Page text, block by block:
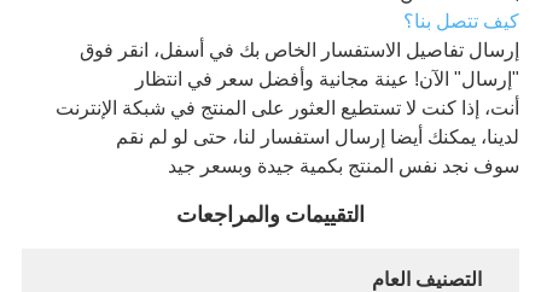
كيف تتصل بنا؟
إرسال تفاصيل الاستفسار الخاص بك في أسفل، انقر فوق
"إرسال" الآن! عينة مجانية وأفضل سعر في انتظار
أنت، إذا كنت لا تستطيع العثور على المنتج في شبكة الإنترنت
لدينا، يمكنك أيضا إرسال استفسار لنا، حتى لو لم نقم
سوف نجد نفس المنتج بكمية جيدة وبسعر جيد
التقييمات والمراجعات
التصنيف العام